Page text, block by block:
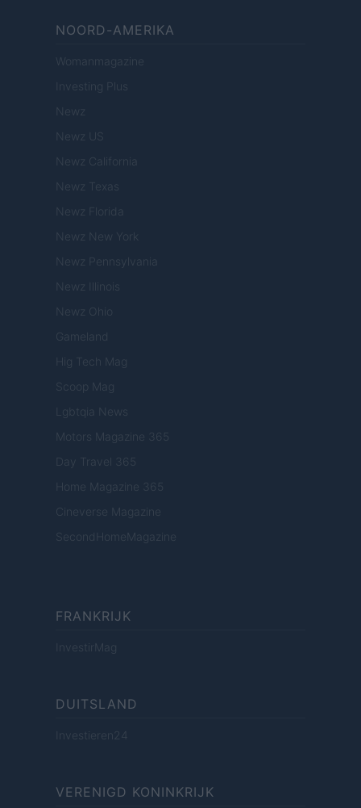
NOORD-AMERIKA
Womanmagazine
Investing Plus
Newz
Newz US
Newz California
Newz Texas
Newz Florida
Newz New York
Newz Pennsylvania
Newz Illinois
Newz Ohio
Gameland
Hig Tech Mag
Scoop Mag
Lgbtqia News
Motors Magazine 365
Day Travel 365
Home Magazine 365
Cineverse Magazine
SecondHomeMagazine
FRANKRIJK
InvestirMag
DUITSLAND
Investieren24
VERENIGD KONINKRIJK